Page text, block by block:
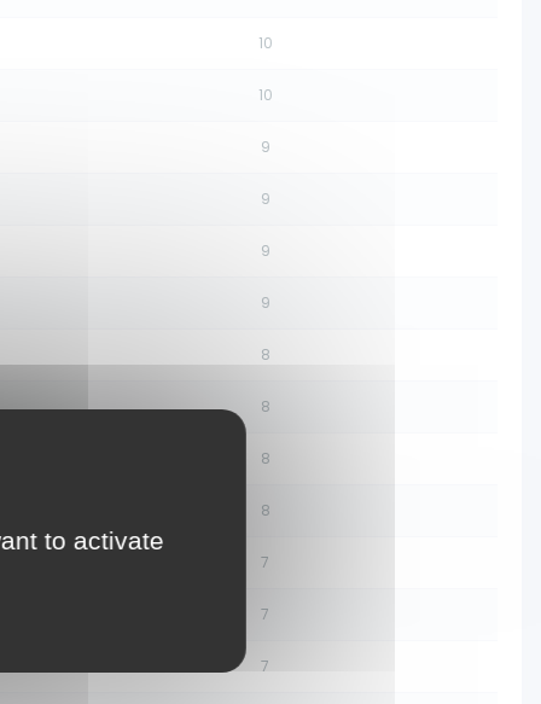
10
10
9
9
9
9
8
8
8
8
7
7
7
to activate